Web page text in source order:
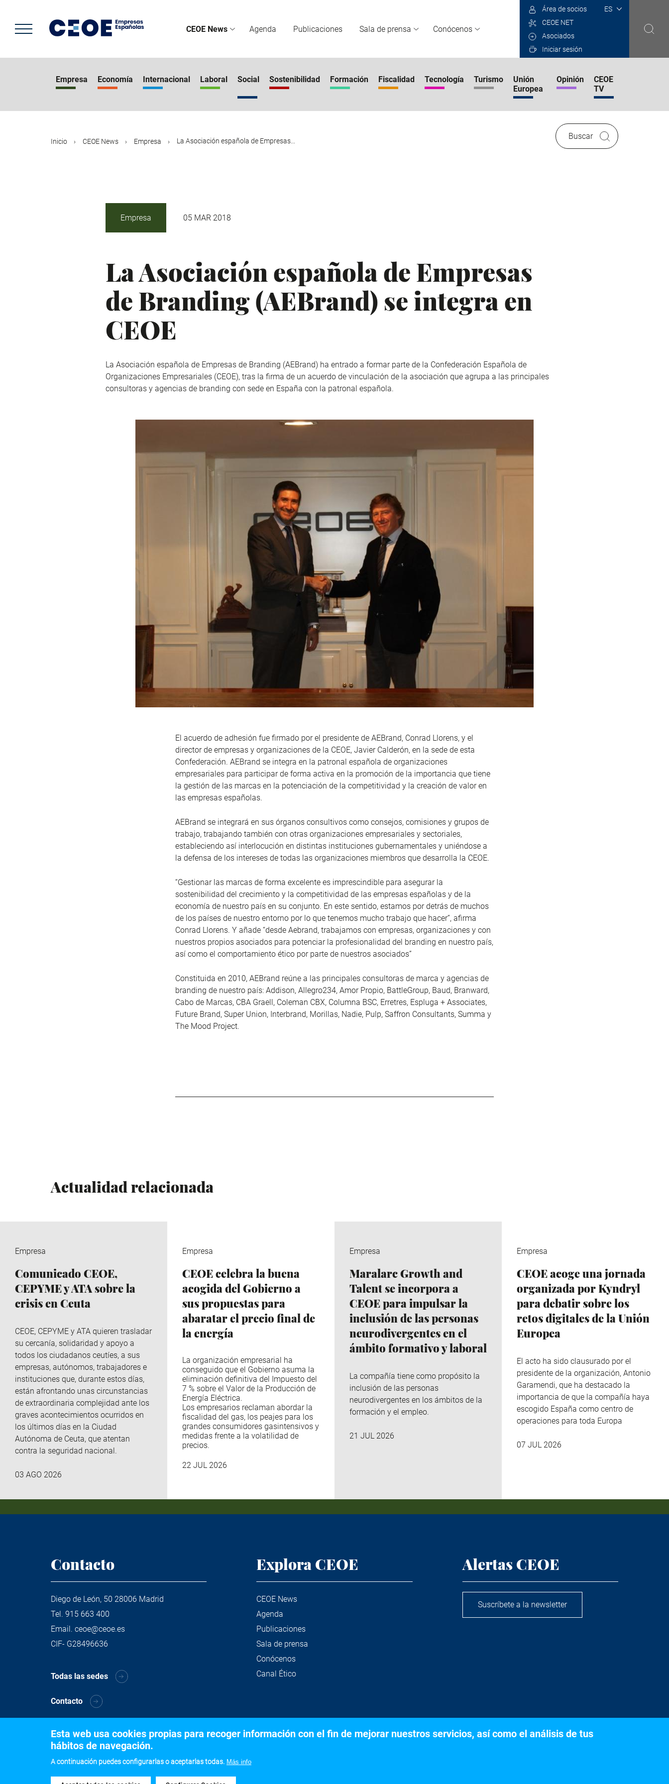
contenido
principal
CEOE News Agenda Publicaciones Sala de prensa Conócenos
Select
Área de socios
CEOE NET
Asociados
Iniciar sesión
Empresa Economía Internacional Laboral Social Sostenibilidad Formación Fiscalidad Tecnología Turismo
Unión
Europea
Opinión
CEOE
TV
Inicio CEOE News Empresa La Asociación española de Empresas...
Buscar
Empresa 05 MAR 2018
La Asociación española de Empresas
de Branding (AEBrand) se integra en
CEOE
La Asociación española de Empresas de Branding (AEBrand) ha entrado a formar parte de la Confederación Española de
Organizaciones Empresariales (CEOE), tras la firma de un acuerdo de vinculación de la asociación que agrupa a las principales
consultoras y agencias de branding con sede en España con la patronal española.
El acuerdo de adhesión fue firmado por el presidente de AEBrand, Conrad Llorens, y el
director de empresas y organizaciones de la CEOE, Javier Calderón, en la sede de esta
Confederación. AEBrand se integra en la patronal española de organizaciones
empresariales para participar de forma activa en la promoción de la importancia que tiene
la gestión de las marcas en la potenciación de la competitividad y la creación de valor en
las empresas españolas.
AEBrand se integrará en sus órganos consultivos como consejos, comisiones y grupos de
trabajo, trabajando también con otras organizaciones empresariales y sectoriales,
estableciendo así interlocución en distintas instituciones gubernamentales y uniéndose a
la defensa de los intereses de todas las organizaciones miembros que desarrolla la CEOE.
“Gestionar las marcas de forma excelente es imprescindible para asegurar la
sostenibilidad del crecimiento y la competitividad de las empresas españolas y de la
economía de nuestro país en su conjunto. En este sentido, estamos por detrás de muchos
de los países de nuestro entorno por lo que tenemos mucho trabajo que hacer”, afirma
Conrad Llorens. Y añade “desde Aebrand, trabajamos con empresas, organizaciones y con
nuestros propios asociados para potenciar la profesionalidad del branding en nuestro país,
así como el comportamiento ético por parte de nuestros asociados”
Constituida en 2010, AEBrand reúne a las principales consultoras de marca y agencias de
branding de nuestro país: Addison, Allegro234, Amor Propio, BattleGroup, Baud, Branward,
Cabo de Marcas, CBA Graell, Coleman CBX, Columna BSC, Erretres, Espluga + Associates,
Future Brand, Super Union, Interbrand, Morillas, Nadie, Pulp, Saffron Consultants, Summa y
The Mood Project.
Actualidad relacionada
Empresa
Comunicado CEOE,
CEPYME y ATA sobre la
crisis en Ceuta
CEOE, CEPYME y ATA quieren trasladar
su cercanía, solidaridad y apoyo a
todos los ciudadanos ceutíes, a sus
empresas, autónomos, trabajadores e
instituciones que, durante estos días,
están afrontando unas circunstancias
de extraordinaria complejidad ante los
graves acontecimientos ocurridos en
los últimos días en la Ciudad
Autónoma de Ceuta, que atentan
contra la seguridad nacional.
03 AGO 2026
Empresa
CEOE celebra la buena
acogida del Gobierno a
sus propuestas para
abaratar el precio final de
la energía
La organización empresarial ha
conseguido que el Gobierno asuma la
eliminación definitiva del Impuesto del
7 % sobre el Valor de la Producción de
Energía Eléctrica.
Los empresarios reclaman abordar la
fiscalidad del gas, los peajes para los
grandes consumidores gasintensivos y
medidas frente a la volatilidad de
precios.
22 JUL 2026
Empresa
Maralarc Growth and
Talent se incorpora a
CEOE para impulsar la
inclusión de las personas
neurodivergentes en el
ámbito formativo y laboral
La compañía tiene como propósito la
inclusión de las personas
neurodivergentes en los ámbitos de la
formación y el empleo.
21 JUL 2026
Empresa
CEOE acoge una jornada
organizada por Kyndryl
para debatir sobre los
retos digitales de la Unión
Europea
El acto ha sido clausurado por el
presidente de la organización, Antonio
Garamendi, que ha destacado la
importancia de que la compañía haya
escogido España como centro de
operaciones para toda Europa
07 JUL 2026
Contacto
Diego de León, 50 28006 Madrid
Tel. 915 663 400
Email. ceoe@ceoe.es
CIF- G28496636
Todas las sedes
Contacto
Explora CEOE
CEOE News
Agenda
Publicaciones
Sala de prensa
Conócenos
Canal Ético
Alertas CEOE
Suscríbete a la newsletter
Aviso legal
Esta web usa cookies propias para recoger información con el fin de mejorar nuestros servicios, así como el análisis de tus
hábitos de navegación.
A continuación puedes configurarlas o aceptarlas todas. Más info